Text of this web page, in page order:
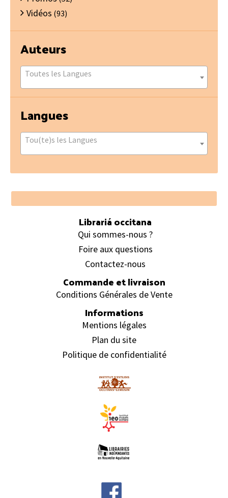
Vidéos (93)
Auteurs
Toutes les Langues
Langues
Tou(te)s les Langues
Footer
Librariá occitana
Qui sommes-nous ?
Foire aux questions
Contactez-nous
Commande et livraison
Conditions Générales de Vente
Informations
Mentions légales
Plan du site
Politique de confidentialité